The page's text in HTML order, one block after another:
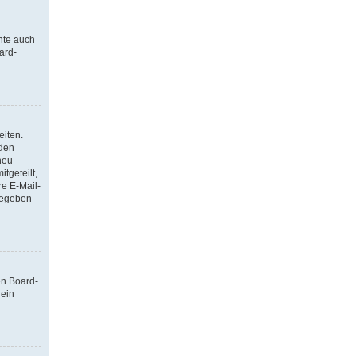
auch
E-Mail-
Board-